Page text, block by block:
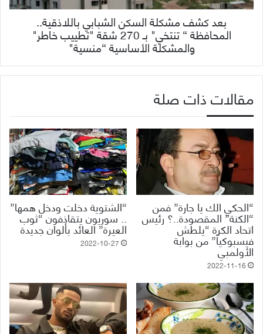
بعد كشف مشكلة السكن الشبابي باللاذقية..
المحافظة “ تنتخي" بـ 270 شقة "تطييب خاطر"
والمشكلة الأساسية “منسية"
مقالات ذات صلة
“الحكي الك يا جارة” فمن
“الكنة” المقصودة..؟ رئيس
اتحاد الكرة “يلطش
فيسبوكياً” من بوابة
الأولمبي
2022-11-16
“الشتوية دخلت ودخل همها”
.. سوريون يتقاذفون “ثوب
العيرة” العائد بألوان جديدة
2022-10-27